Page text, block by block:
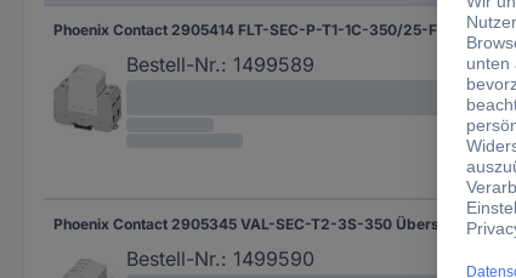
Phoenix Contact 2905414 FLT-SEC-P-T1-1C-350/25-FM Überspannungsschutz-Ableiter Überspannungsschutz für: Verteilerschrank 25 kA 1 St.
Bestell-Nr.: 1499589
Phoenix Contact 2905345 VAL-SEC-T2-3S-350 Überspannungsschutz-Ableiter Überspannungsschutz für: Verteilerschrank 20 kA 1 St.
Bestell-Nr.: 1499590